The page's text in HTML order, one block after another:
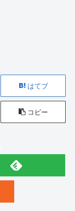
はてブ
コピー